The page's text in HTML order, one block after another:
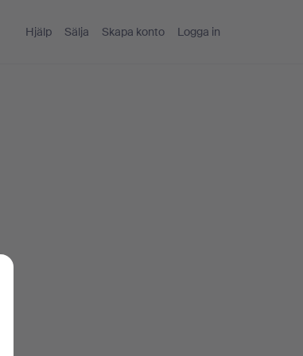
Hjälp Sälja Skapa konto Logga in